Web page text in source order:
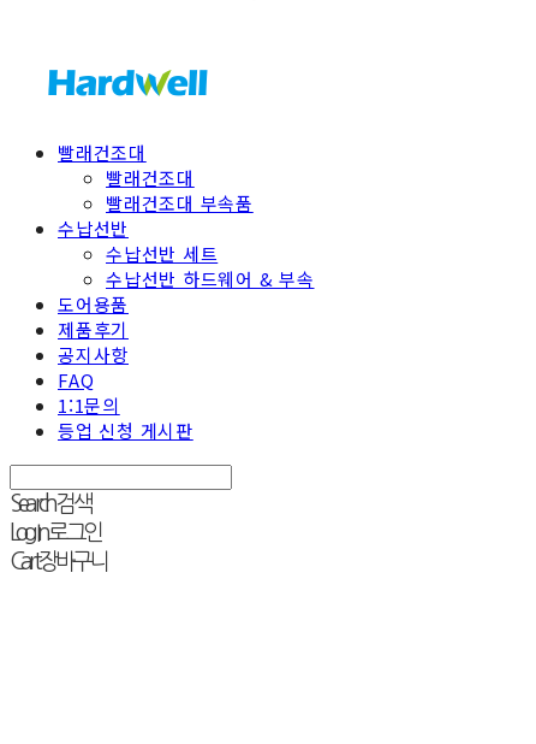
빨래건조대
빨래건조대
빨래건조대 부속품
수납선반
수납선반 세트
수납선반 하드웨어 & 부속
도어용품
제품후기
공지사항
FAQ
1:1문의
등업 신청 게시판
Search검색
Log In로그인
Cart장바구니